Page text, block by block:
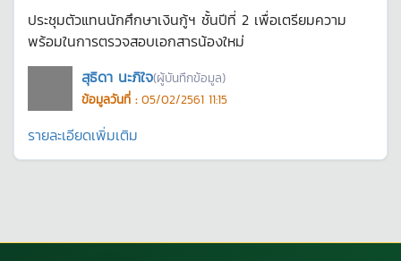
ประชุมตัวแทนนักศึกษาเงินกู้ฯ ชั้นปีที่ 2 เพื่อเตรียมความ
พร้อมในการตรวจสอบเอกสารน้องใหม่
สุธิดา นะภิใจ(ผู้บันทึกข้อมูล)
ข้อมูลวันที่ : 05/02/2561 11:15
รายละเอียดเพิ่มเติม